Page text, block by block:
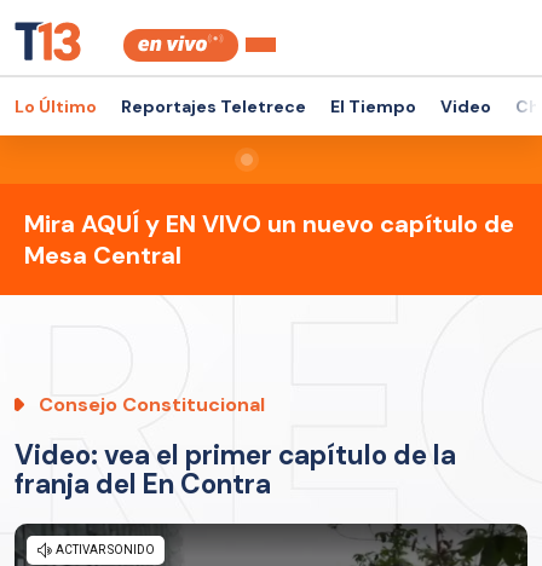
Lo Último Reportajes Teletrece El Tiempo Video
Mira AQUÍ y EN VIVO un nuevo capítulo de
Mesa Central
Consejo Constitucional
Video: vea el primer capítulo de la
franja del En Contra